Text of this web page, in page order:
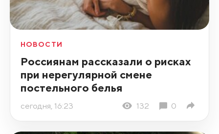
НОВОСТИ
Россиянам рассказали о рисках
при нерегулярной смене
постельного белья
сегодня, 16:23 132 0